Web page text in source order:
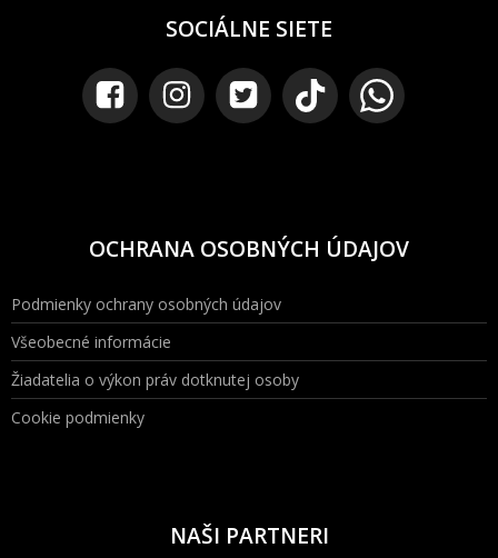
SOCIÁLNE SIETE
OCHRANA OSOBNÝCH ÚDAJOV
Podmienky ochrany osobných údajov
Všeobecné informácie
Žiadatelia o výkon práv dotknutej osoby
Cookie podmienky
NAŠI PARTNERI